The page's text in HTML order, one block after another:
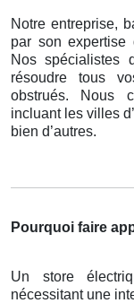
Notre entreprise,
par son expertise
Nos spécialistes
résoudre tous
obstrués. Nous
incluant les villes d’
bien d’autres.
Pourquoi faire
Un store
nécessitant une